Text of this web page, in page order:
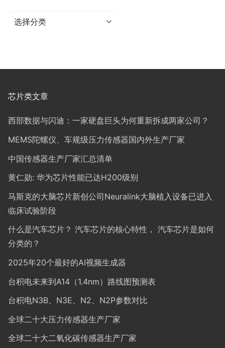
分
芯片类文章
西部数据与闪迪：一家硬盘巨头为何重新拆成两家公司？
MEMS陀螺仪、车规级压力传感器国内外生产厂家
中国传感器生产厂家汇总清单
黄仁勋: 华为芯片性能已达H200级别
马斯克的大脑芯片新创公司Neuralink大脑植入设备已进入
临床试验阶段
什么是汽车芯片？ 汽车芯片的核心特性， 汽车芯片是如何
分类的？
2025年20个最好的AI视频生成器
台积电未来到A14（1.4nm）路线图预测表
台积电N3B、N3E、N2、N2P参数对比
全球二十大压力传感器生产厂家
全球二十大二氧化碳传感器生产厂家